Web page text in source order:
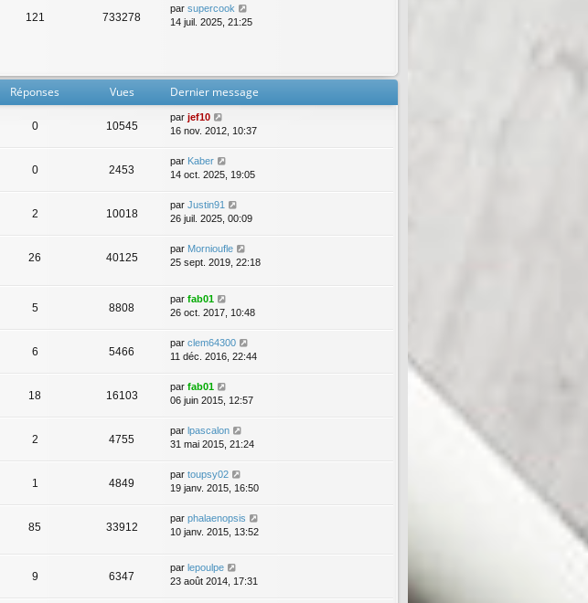
121 733278
par supercook
14 juil. 2025, 21:25
Réponses Vues Dernier message
0 10545
par jef10
16 nov. 2012, 10:37
0 2453
par Kaber
14 oct. 2025, 19:05
2 10018
par Justin91
26 juil. 2025, 00:09
26 40125
par Mornioufle
25 sept. 2019, 22:18
5 8808
par fab01
26 oct. 2017, 10:48
6 5466
par clem64300
11 déc. 2016, 22:44
18 16103
par fab01
06 juin 2015, 12:57
2 4755
par lpascalon
31 mai 2015, 21:24
1 4849
par toupsy02
19 janv. 2015, 16:50
85 33912
par phalaenopsis
10 janv. 2015, 13:52
9 6347
par lepoulpe
23 août 2014, 17:31